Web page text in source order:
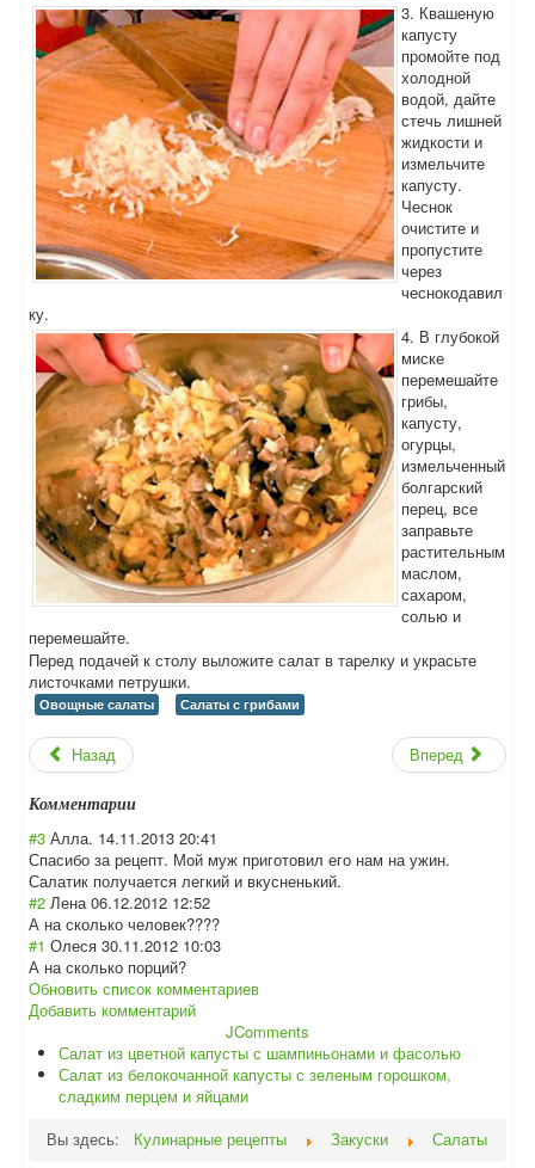
3. Квашеную
капусту
промойте под
холодной
водой, дайте
стечь лишней
жидкости и
измельчите
капусту.
Чеснок
очистите и
пропустите
через
чеснокодавил
ку.
4. В глубокой
миске
перемешайте
грибы,
капусту,
огурцы,
измельченный
болгарский
перец, все
заправьте
растительным
маслом,
сахаром,
солью и
перемешайте.
Перед подачей к столу выложите салат в тарелку и украсьте
листочками петрушки.
Овощные салаты Салаты с грибами
Назад Вперед
Комментарии
#3 Алла. 14.11.2013 20:41
Спасибо за рецепт. Мой муж приготовил его нам на ужин.
Салатик получается легкий и вкусненький.
#2 Лена 06.12.2012 12:52
А на сколько человек????
#1 Олеся 30.11.2012 10:03
А на сколько порций?
Обновить список комментариев
Добавить комментарий
JComments
Салат из цветной капусты с шампиньонами и фасолью
Салат из белокочанной капусты с зеленым горошком,
сладким перцем и яйцами
Вы здесь:
Кулинарные рецепты Закуски Салаты